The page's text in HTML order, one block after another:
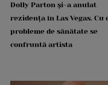
Dolly Parton și-a anulat
rezidența în Las Vegas. Cu
probleme de sănătate se
confruntă artista